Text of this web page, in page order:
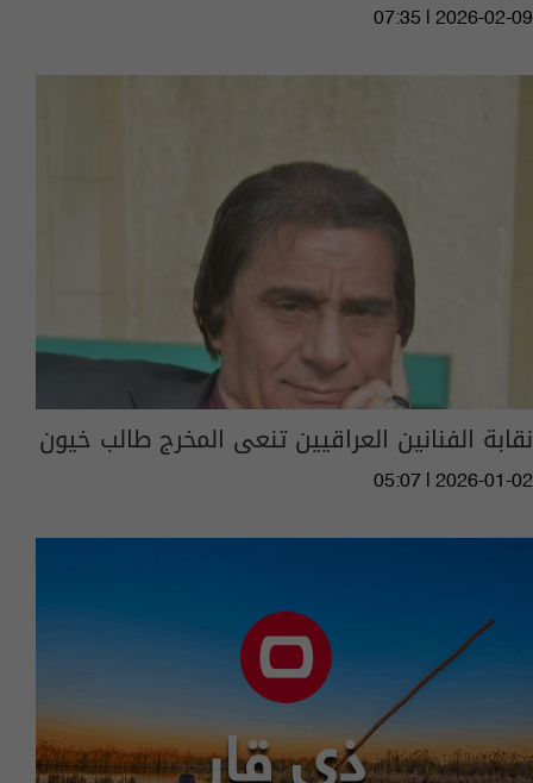
07:35 | 2026-02-09
نقابة الفنانين العراقيين تنعى المخرج طالب خيون
05:07 | 2026-01-02